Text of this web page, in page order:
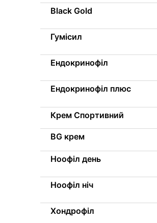
Black Gold
Гумісил
Ендокринофіл
Ендокринофіл плюс
Крем Спортивний
BG крем
Ноофіл день
Ноофіл ніч
Хондрофіл